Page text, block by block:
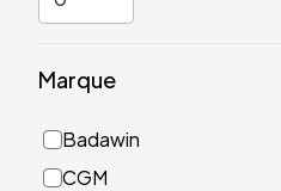
Marque
Badawin
CGM